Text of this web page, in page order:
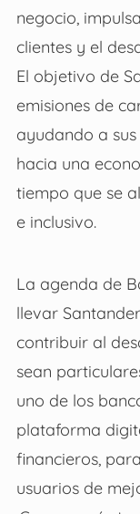
negocio,
clientes y el
El objetivo de
emisiones de
ayudando a
hacia una
tiempo que se
e inclusivo.
La agenda de
llevar
contribuir al
sean
uno de los
plataforma
financieros,
usuarios de